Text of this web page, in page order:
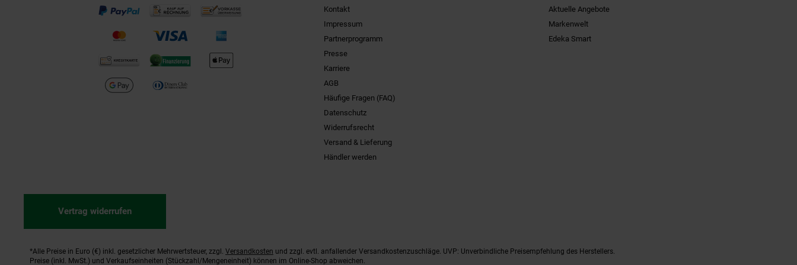
Kontakt
Impressum
Partnerprogramm
Presse
Karriere
AGB
Häufige Fragen (FAQ)
Datenschutz
Widerrufsrecht
Versand & Lieferung
Händler werden
Aktuelle Angebote
Markenwelt
Edeka Smart
Vertrag widerrufen
Fußnoten
*Alle Preise in Euro (€) inkl. gesetzlicher Mehrwertsteuer, zzgl. Versandkosten und zzgl. evtl. anfallender Versandkostenzuschläge. UVP: Unverbindliche Preisempfehlung des Herstellers.
Preise (inkl. MwSt.) und Verkaufseinheiten (Stückzahl/Mengeneinheit) können im Online-Shop abweichen.